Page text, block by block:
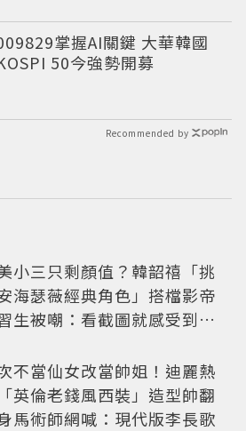
掌握AI關鍵 大華韓國
50今強勢開募
Recommended by
小三只剩顏值？韓韶禧「挑
海瑟薇經典角色」搭檔影帝
生被嘲：看截圖就感受到演
不當仙女改當帥姐！迪麗熱
英倫老錢風西裝」造型帥翻
馬術師網喊：現代版李長歌